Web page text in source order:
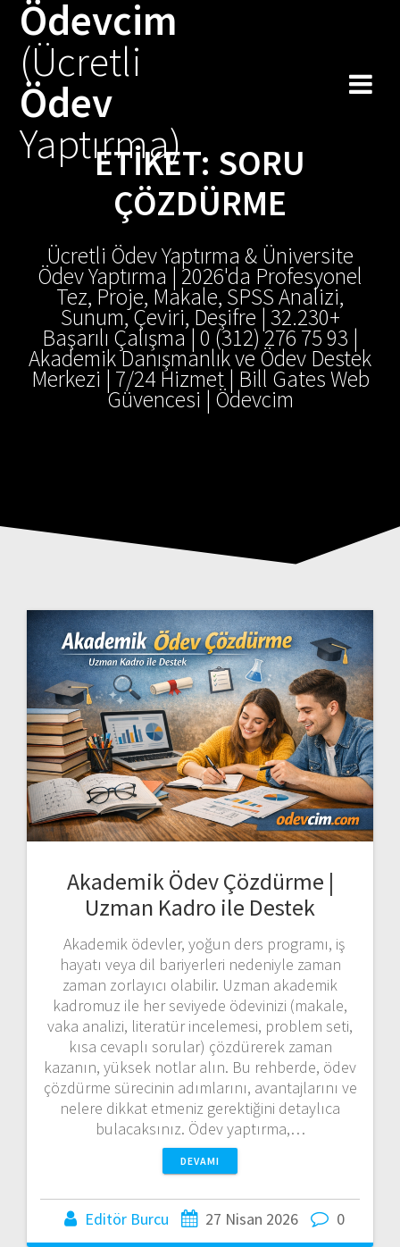
Ödevcim
(Ücretli
Ödev
Yaptırma)
ETIKET: SORU
ÇÖZDÜRME
Ücretli Ödev Yaptırma & Üniversite
Ödev Yaptırma | 2026'da Profesyonel
Tez, Proje, Makale, SPSS Analizi,
Sunum, Çeviri, Deşifre | 32.230+
Başarılı Çalışma | 0 (312) 276 75 93 |
Akademik Danışmanlık ve Ödev Destek
Merkezi | 7/24 Hizmet | Bill Gates Web
Güvencesi | Ödevcim
Akademik Ödev Çözdürme |
Uzman Kadro ile Destek
Akademik ödevler, yoğun ders programı, iş
hayatı veya dil bariyerleri nedeniyle zaman
zaman zorlayıcı olabilir. Uzman akademik
kadromuz ile her seviyede ödevinizi (makale,
vaka analizi, literatür incelemesi, problem seti,
kısa cevaplı sorular) çözdürerek zaman
kazanın, yüksek notlar alın. Bu rehberde, ödev
çözdürme sürecinin adımlarını, avantajlarını ve
nelere dikkat etmeniz gerektiğini detaylıca
bulacaksınız. Ödev yaptırma,…
DEVAMI
Editör Burcu 27 Nisan 2026 0